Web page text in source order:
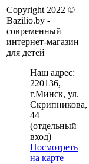
Copyright 2022 ©
Bazilio.by -
современный
интернет-магазин
для детей
Наш адрес:
220136,
г.Минск, ул.
Скрипникова,
44
(отдельный
вход)
Посмотреть
на карте